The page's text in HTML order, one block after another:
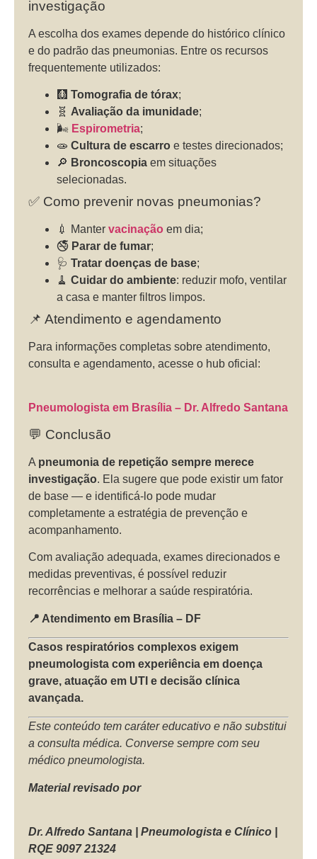
investigação
A escolha dos exames depende do histórico clínico
e do padrão das pneumonias. Entre os recursos
frequentemente utilizados:
🩻 Tomografia de tórax;
🧬 Avaliação da imunidade;
🌬️ Espirometria;
🧫 Cultura de escarro e testes direcionados;
🔎 Broncoscopia em situações
selecionadas.
✅ Como prevenir novas pneumonias?
💉 Manter vacinação em dia;
🚭 Parar de fumar;
🩺 Tratar doenças de base;
🧹 Cuidar do ambiente: reduzir mofo, ventilar
a casa e manter filtros limpos.
📌 Atendimento e agendamento
Para informações completas sobre atendimento,
consulta e agendamento, acesse o hub oficial:
Pneumologista em Brasília – Dr. Alfredo Santana
💬 Conclusão
A pneumonia de repetição sempre merece
investigação. Ela sugere que pode existir um fator
de base — e identificá-lo pode mudar
completamente a estratégia de prevenção e
acompanhamento.
Com avaliação adequada, exames direcionados e
medidas preventivas, é possível reduzir
recorrências e melhorar a saúde respiratória.
📍 Atendimento em Brasília – DF
Casos respiratórios complexos exigem
pneumologista com experiência em doença
grave, atuação em UTI e decisão clínica
avançada.
Este conteúdo tem caráter educativo e não substitui
a consulta médica. Converse sempre com seu
médico pneumologista.
Material revisado por
Dr. Alfredo Santana | Pneumologista e Clínico |
RQE 9097 21324